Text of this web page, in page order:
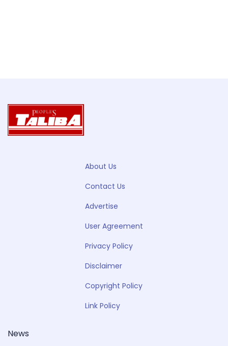
About Us
Contact Us
Advertise
User Agreement
Privacy Policy
Disclaimer
Copyright Policy
Link Policy
News